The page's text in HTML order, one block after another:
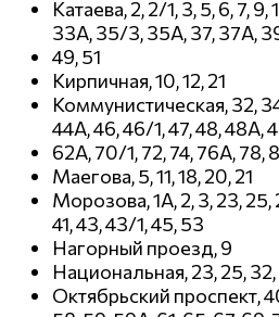
Катаева, 2, 2/1, 3, 5, 6, 7, 9,
33А, 35/3, 35А, 37, 37А,
49, 51
Кирпичная, 10, 12, 21
Коммунистическая, 32,
44А, 46, 46/1, 47, 48, 48А,
62А, 70/1, 72, 74, 76А, 78,
Маегова, 5, 11, 18, 20, 21
Морозова, 1А, 2, 3, 23, 25,
41, 43, 43/1, 45, 53
Нагорный проезд, 9
Национальная, 23, 25,
Октябрьский проспект,